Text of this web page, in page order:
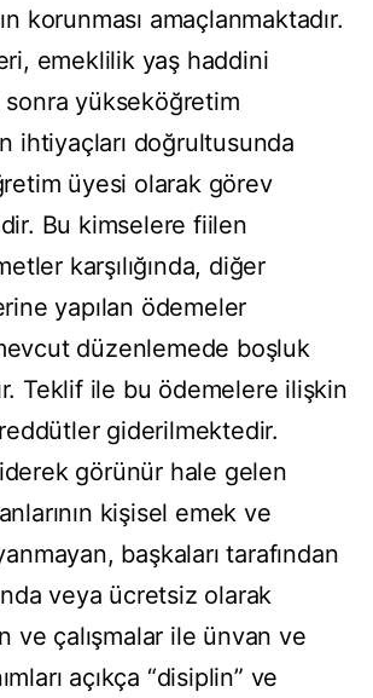
korunması amaçlanmaktadır.
emeklilik yaş haddini
yükseköğretim
ihtiyaçları doğrultusunda
üyesi olarak görev
Bu kimselere fiilen
karşılığında, diğer
yapılan ödemeler
düzenlemede boşluk
Teklif ile bu ödemelere ilişkin
giderilmektedir.
görünür hale gelen
kişisel emek ve
başkaları tarafından
veya ücretsiz olarak
ve çalışmalar ile ünvan ve
açıkça “disiplin” ve